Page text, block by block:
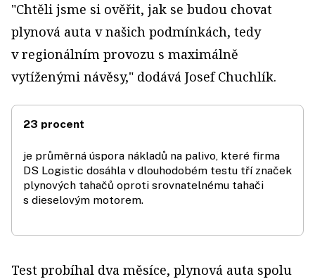
"Chtěli jsme si ověřit, jak se budou chovat
plynová auta v našich podmínkách, tedy
v regionálním provozu s maximálně
vytíženými návěsy," dodává Josef Chuchlík.
23 procent
je průměrná úspora nákladů na palivo, které firma
DS Logistic dosáhla v dlouhodobém testu tří značek
plynových tahačů oproti srovnatelnému tahači
s dieselovým motorem.
Test probíhal dva měsíce, plynová auta spolu